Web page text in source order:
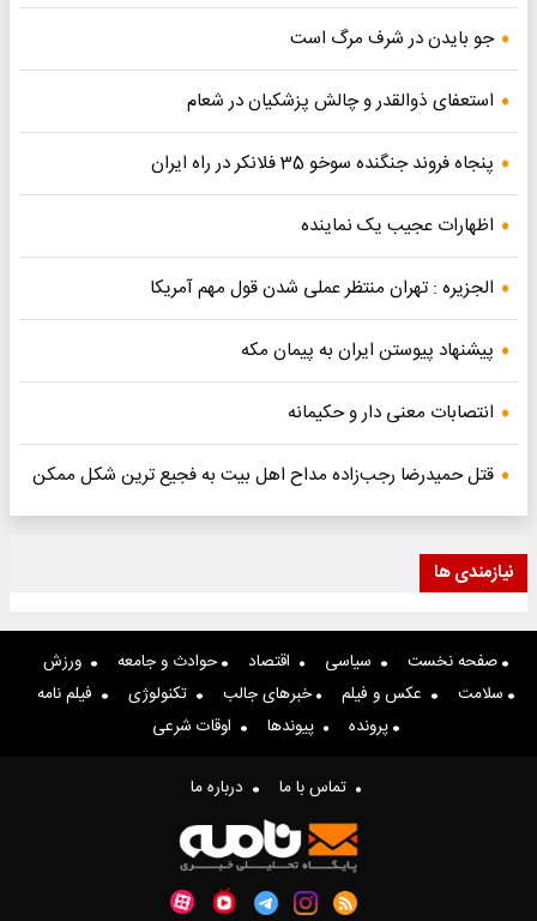
جو بایدن در شرف مرگ است
استعفای ذوالقدر و چالش پزشکیان در شعام
پنجاه فروند جنگنده سوخو 35 فلانکر در راه ایران
اظهارات عجیب یک نماینده
الجزیره : تهران منتظر عملی شدن قول مهم آمریکا
پیشنهاد پیوستن ایران به پیمان مکه
انتصابات معنی دار و حکیمانه
قتل حمیدرضا رجب‌زاده مداح اهل بیت به فجیع ترین شکل ممکن
نیازمندی ها
صفحه نخست سیاسی اقتصاد حوادث و جامعه
ورزش
سلامت
عکس و فیلم خبرهای جالب تکنولوژی
فیلم نامه
پرونده
پیوندها اوقات شرعی
تماس با ما درباره ما